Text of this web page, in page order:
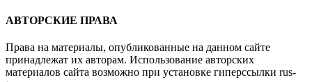
АВТОРСКИЕ ПРАВА
Права на материалы, опубликованные на данном сайте
принадлежат их авторам. Использование авторских
материалов сайта возможно при установке гиперссылки rus-